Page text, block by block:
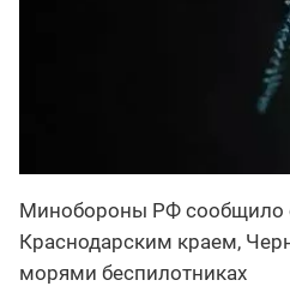
Минобороны РФ сообщило
Краснодарским краем,
морями беспилотниках